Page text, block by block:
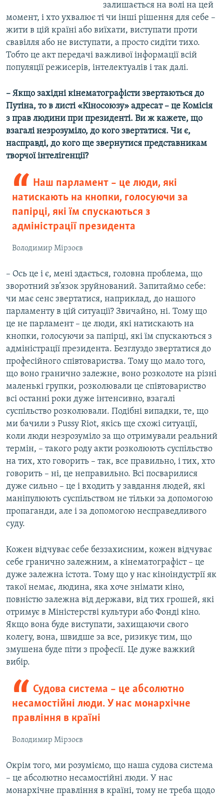
залишається на волі на цей
момент, і хто ухвалює ті чи інші рішення для себе –
жити в цій країні або виїхати, виступати проти
свавілля або не виступати, а просто сидіти тихо.
Тобто це акт передачі важливої інформації всій
популяції режисерів, інтелектуалів і так далі.
– Якщо західні кінематографісти звертаються до
Путіна, то в листі «Кіносоюзу» адресат – це Комісія
з прав людини при президенті. Ви ж кажете, що
взагалі незрозуміло, до кого звертатися. Чи є,
насправді, до кого ще звернутися представникам
творчої інтелігенції?
Наш парламент – це люди, які
натискають на кнопки, голосуючи за
папірці, які їм спускаються з
адміністрації президента
Володимир Мірзоєв
– Ось це і є, мені здається, головна проблема, що
зворотний зв’язок зруйнований. Запитаймо себе:
чи має сенс звертатися, наприклад, до нашого
парламенту в цій ситуації? Звичайно, ні. Тому що
це не парламент – це люди, які натискають на
кнопки, голосуючи за папірці, які їм спускаються з
адміністрації президента. Безглуздо звертатися до
професійного співтовариства. Тому що мало того,
що воно гранично залежне, воно розколоте на різні
маленькі групки, розколювали це співтовариство
всі останні роки дуже інтенсивно, взагалі
суспільство розколювали. Подібні випадки, те, що
ми бачили з Pussy Riot, якісь ще схожі ситуації,
коли люди незрозуміло за що отримували реальний
термін, – такого роду акти розколюють суспільство
на тих, хто говорить – так, все правильно, і тих, хто
говорить – ні, це неправильно. Всі посварилися
дуже сильно – це і входить у завдання людей, які
маніпулюють суспільством не тільки за допомогою
пропаганди, але і за допомогою несправедливого
суду.
Кожен відчуває себе беззахисним, кожен відчуває
себе гранично залежним, а кінематографіст – це
дуже залежна істота. Тому що у нас кіноіндустрії як
такої немає, людина, яка хоче знімати кіно,
повністю залежна від держави, від тих грошей, які
отримує в Міністерстві культури або Фонді кіно.
Якщо вона буде виступати, захищаючи свого
колегу, вона, швидше за все, ризикує тим, що
змушена буде піти з професії. Це дуже важкий
вибір.
Судова система – це абсолютно
несамостійні люди. У нас монархічне
правління в країні
Володимир Мірзоєв
Окрім того, ми розуміємо, що наша судова система
– це абсолютно несамостійні люди. У нас
монархічне правління в країні, тому не треба щодо